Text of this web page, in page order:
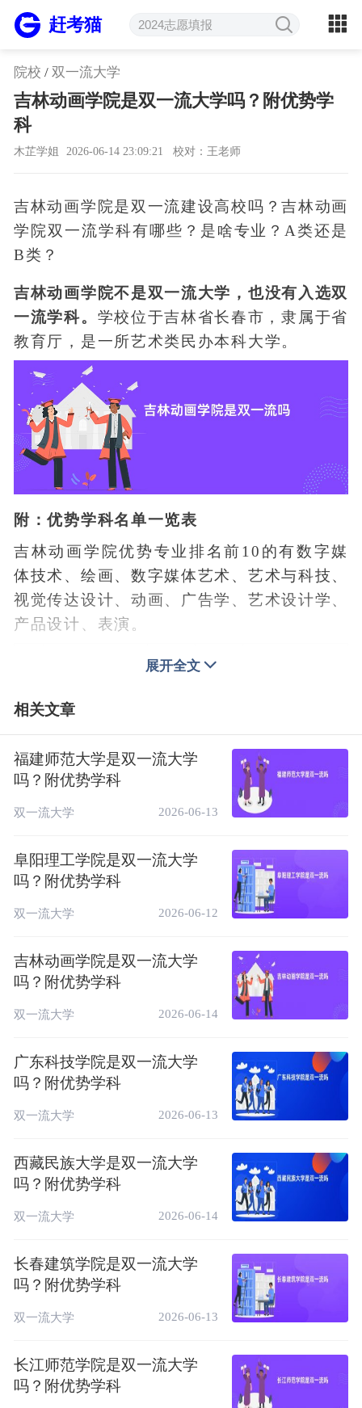
赶考猫
院校 / 双一流大学
吉林动画学院是双一流大学吗？附优势学
科
木芷学姐 2026-06-14 23:09:21 校对：王老师
吉林动画学院是双一流建设高校吗？吉林动画
学院双一流学科有哪些？是啥专业？A类还是
B类？
吉林动画学院不是双一流大学，也没有入选双
一流学科。 学校位于吉林省长春市，隶属于省
教育厅，是一所艺术类民办本科大学。
附：优势学科名单一览表
吉林动画学院优势专业排名前10的有数字媒
体技术、绘画、数字媒体艺术、艺术与科技、
视觉传达设计、动画、广告学、艺术设计学、
产品设计、表演。
专业
星级
1 数字媒体技术
2 绘画 A++
中国顶尖应用
型专业
3 数字媒体艺术 A++ 6★
中国顶尖应用
4 艺术与科技 A++
型专业
5 视觉传达设计 A++ 6★
中国顶尖应用
6 动画 A++
中国顶尖应用
型专业
7 广告学 A 5★
中国一流应用
型专业
8 艺术设计学 A
中国一流应用
型专业
9 产品设计 A+ 5★
中国一流应用
型专业
10 表演 A
中国一流应用
型专业
11 网络与新媒体 A+ 5★
中国一流应用
型专业
12 环境设计 A
中国一流应用
型专业
13 漫画
中国高水平应
用型专业
14
信息工程
A+
用型专业
中国高水平应
展开全文
相关文章
福建师范大学是双一流大学
吗？附优势学科
双一流大学 2026-06-13
阜阳理工学院是双一流大学
吗？附优势学科
双一流大学 2026-06-12
吉林动画学院是双一流大学
吗？附优势学科
双一流大学 2026-06-14
广东科技学院是双一流大学
吗？附优势学科
双一流大学 2026-06-13
西藏民族大学是双一流大学
吗？附优势学科
双一流大学 2026-06-14
长春建筑学院是双一流大学
吗？附优势学科
双一流大学 2026-06-13
长江师范学院是双一流大学
吗？附优势学科